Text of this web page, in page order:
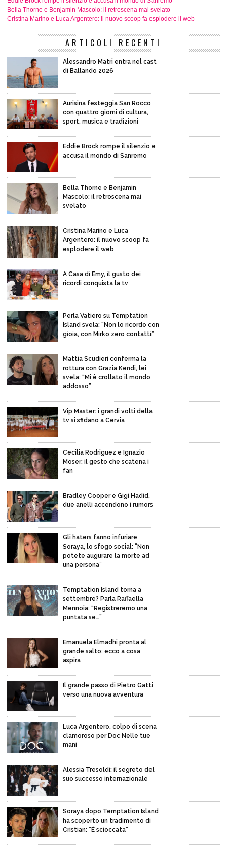
Bella Thorne e Benjamin Mascolo: il retroscena mai svelato
Cristina Marino e Luca Argentero: il nuovo scoop fa esplodere il web
ARTICOLI RECENTI
Alessandro Matri entra nel cast
di Ballando 2026
Aurisina festeggia San Rocco
con quattro giorni di cultura,
sport, musica e tradizioni
Eddie Brock rompe il silenzio e
accusa il mondo di Sanremo
Bella Thorne e Benjamin
Mascolo: il retroscena mai
svelato
Cristina Marino e Luca
Argentero: il nuovo scoop fa
esplodere il web
A Casa di Emy, il gusto dei
ricordi conquista la tv
Perla Vatiero su Temptation
Island svela: “Non lo ricordo con
gioia, con Mirko zero contatti”
Mattia Scudieri conferma la
rottura con Grazia Kendi, lei
svela: “Mi è crollato il mondo
addosso”
Vip Master: i grandi volti della
tv si sfidano a Cervia
Cecilia Rodriguez e Ignazio
Moser: il gesto che scatena i
fan
Bradley Cooper e Gigi Hadid,
due anelli accendono i rumors
Gli haters fanno infuriare
Soraya, lo sfogo social: “Non
potete augurare la morte ad
una persona”
Temptation Island torna a
settembre? Parla Raffaella
Mennoia: “Registreremo una
puntata se…”
Emanuela Elmadhi pronta al
grande salto: ecco a cosa
aspira
Il grande passo di Pietro Gatti
verso una nuova avventura
Luca Argentero, colpo di scena
clamoroso per Doc Nelle tue
mani
Alessia Tresoldi: il segreto del
suo successo internazionale
Soraya dopo Temptation Island
ha scoperto un tradimento di
Cristian: “È scioccata”